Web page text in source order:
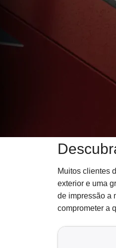
Muitos clientes
exterior e uma
de impressão a
comprometer a